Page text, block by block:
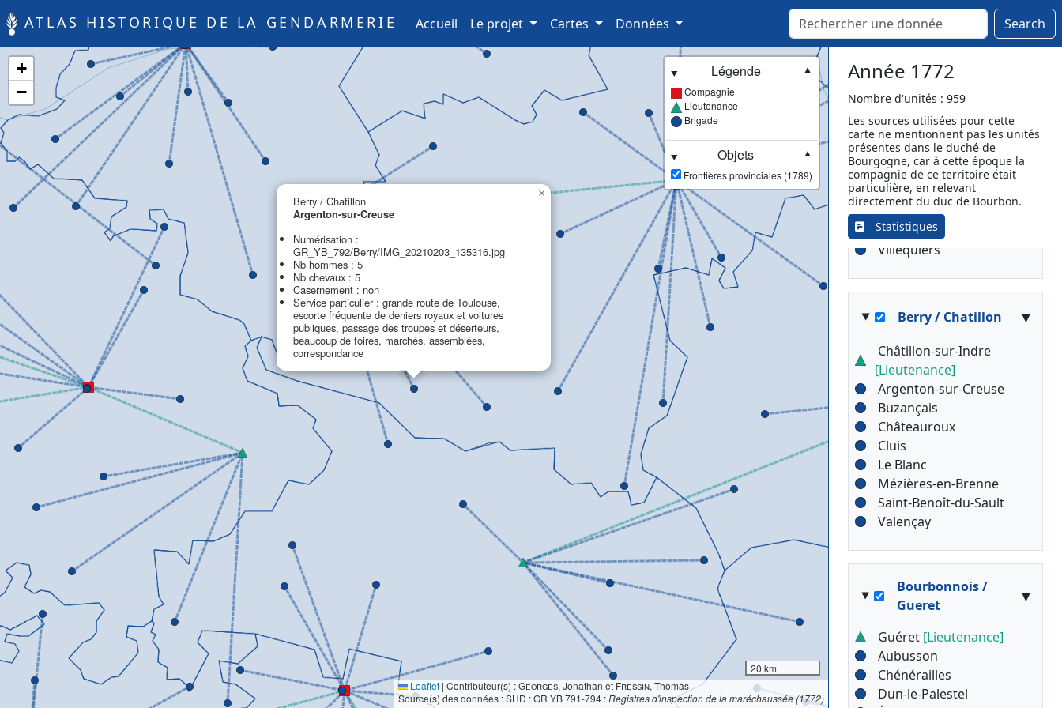
ATLAS HISTORIQUE DE LA GENDARMERIE Accueil (current)
Le projet Cartes Données Search
Berry / Chatillon
Argenton-sur-Creuse
Numérisation :
GR_YB_792/Berry/IMG_20210203_135316.jpg
Nb hommes : 5
Nb chevaux : 5
Casernement : non
Service particulier : grande route de Toulouse,
escorte fréquente de deniers royaux et voitures
publiques, passage des troupes et déserteurs,
beaucoup de foires, marchés, assemblées,
correspondance
×
+
−
Légende
▼
Compagnie
Lieutenance
Brigade
Objets
▼
Frontières provinciales (1789)
20 km
Leaflet | Contributeur(s) :Georges, Jonathan et Fressin, Thomas
Source(s) des données : SHD : GR YB 791-794 :Registres d'inspection de la maréchaussée (1772)
Année 1772
Nombre d'unités : 959
Les sources utilisées pour cette
carte ne mentionnent pas les unités
présentes dans le duché de
Bourgogne, car à cette époque la
compagnie de ce territoire était
particulière, en relevant
directement du duc de Bourbon.
Statistiques
Donzy
Dun-sur-Auron
Gron
Issoudun
La Charité-sur-Loire
La Châtre
Les Aix-d'Angillon
Pouilly-sur-Loire
Saint-Amand-Montrond
Sancerre
Sancoins
Vierzon
Villequiers
Berry / Chatillon ▾
Châtillon-sur-Indre
[Lieutenance]
Argenton-sur-Creuse
Buzançais
Châteauroux
Cluis
Le Blanc
Mézières-en-Brenne
Saint-Benoît-du-Sault
Valençay
Bourbonnois /
Gueret
▾
Guéret [Lieutenance]
Aubusson
Chénérailles
Dun-le-Palestel